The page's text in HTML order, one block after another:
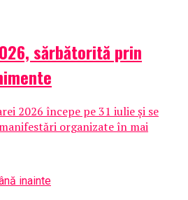
sărbătorită prin
2026 începe pe 31 iulie și se
organizate în mai
inainte